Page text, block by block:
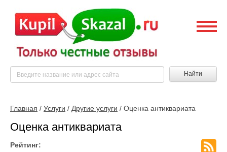
Найти
Главная / Услуги / Другие услуги / Оценка антиквариата
Оценка антиквариата
Рейтинг: